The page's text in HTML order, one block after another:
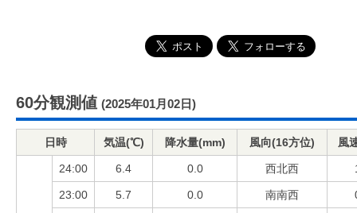
60分観測値 (2025年01月02日)
日時 気温(℃) 降水量(mm) 風向(16方位) 風
24:00 6.4 0.0 西北西
23:00 5.7 0.0 南南西